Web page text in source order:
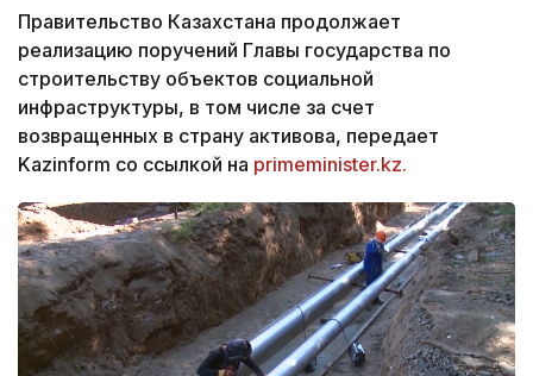
Правительство Казахстана продолжает
реализацию поручений Главы государства по
строительству объектов социальной
инфраструктуры, в том числе за счет
возвращенных в страну активова, передает
Kazinform со ссылкой на primeminister.kz.